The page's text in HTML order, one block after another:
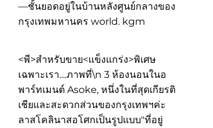
—ชั้นยอดอยู่ในบ้านหลังศูนย์กลางของ
กรุงเทพมหานคร world. kgm
<พี>สำหรับขาย<แข็งแกร่ง>พิเศษ
เฉพาะเรา....ภาพที่\n 3 ห้องนอนในอ
พาร์ทเมนต์ Asoke, หนึ่งในที่สุดเกียรติ
เชียและสะดวกส่วนของกรุงเทพฯค่ะ
ลาสโคลินาสอโศกเป็นรูปแบบ"ที่อยู่